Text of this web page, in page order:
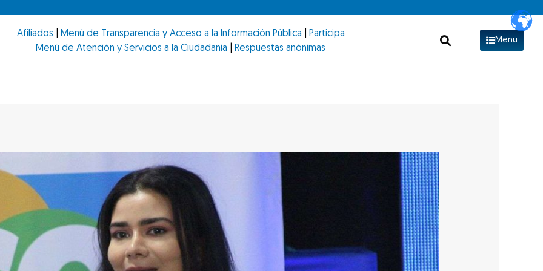
Afiliados Menú de Transparencia y Acceso a la Información Pública
Participa
Menú de Atención y Servicios a la Ciudadanía
Respuestas anónimas
Menú